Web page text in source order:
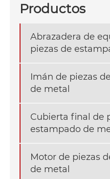
Productos
Abrazadera de
piezas de
Imán de piezas
de metal
Cubierta final de
estampado de
Motor de piezas
de metal